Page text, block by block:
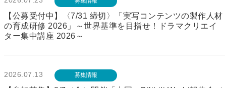
【公募受付中】〈7/31 締切〉「実写コンテンツの製作人材
の育成研修 2026」～世界基準を目指せ！ドラマクリエイ
ター集中講座 2026～
2026.07.13 募集情報